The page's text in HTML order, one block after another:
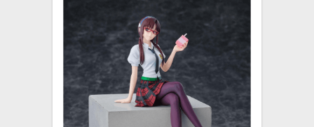
TRANSPORT
XZONE KLUB